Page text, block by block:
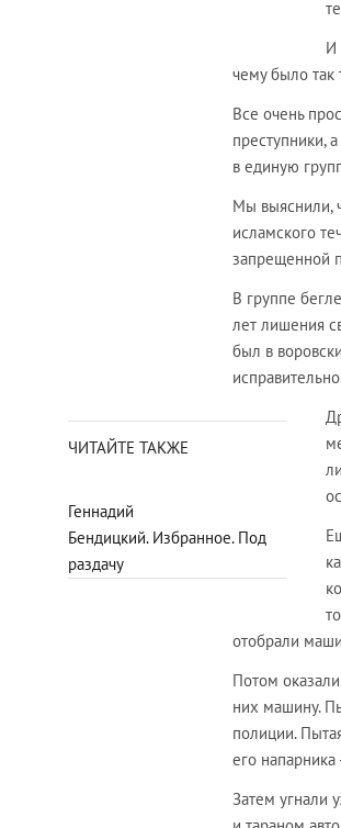
И
чему было так
Все очень
преступники,
в единую
Мы выяснили,
исламского
запрещенной
В группе
лет лишения
был в
ЧИТАЙТЕ ТАКЖЕ
Геннадий
Бендицкий. Избранное. Под
раздачу
отобрали
Потом
них машину.
полиции.
его
Затем угнали